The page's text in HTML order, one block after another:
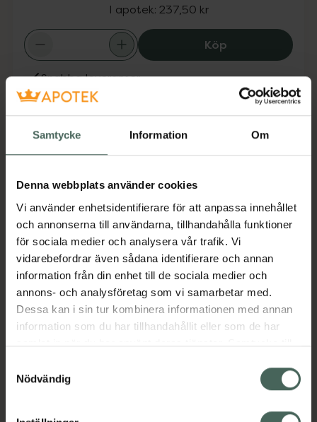
Samtycke Information Om
Denna webbplats använder cookies
Vi använder enhetsidentifierare för att anpassa innehållet
och annonserna till användarna, tillhandahålla funktioner
för sociala medier och analysera vår trafik. Vi
vidarebefordrar även sådana identifierare och annan
information från din enhet till de sociala medier och
annons- och analysföretag som vi samarbetar med.
Dessa kan i sin tur kombinera informationen med annan
information som du har tillhandahållit eller som de har
samlat in när du har använt deras tjänster. Samtycke till
återkalla ditt samtycke via webbplatsens
cookieinställningar. Ett återkallat samtycke påverkar inte
lagligheten av behandling som skett innan återkallelsen.
Nödvändig
I apotek: 237,50 kr
KöpDansac Nova
Snabba leveranser
Finns i webblager
Aktuella erbjudanden
Beskrivning
Jämförpris 47,50 kr/st
EAN:
05709817312607
Kategorier:
MageStomi
Upptäck flera produkter inom